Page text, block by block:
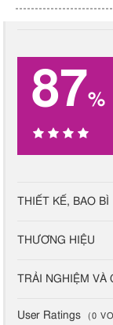
Stem Extract
Isononanoate
Fragrance
Butyl
Phenoxyethanol
87%
%
THIẾT KẾ, BAO BÌ
THƯƠNG HIỆU
TRẢI NGHIỆM VÀ
User Ratings (0